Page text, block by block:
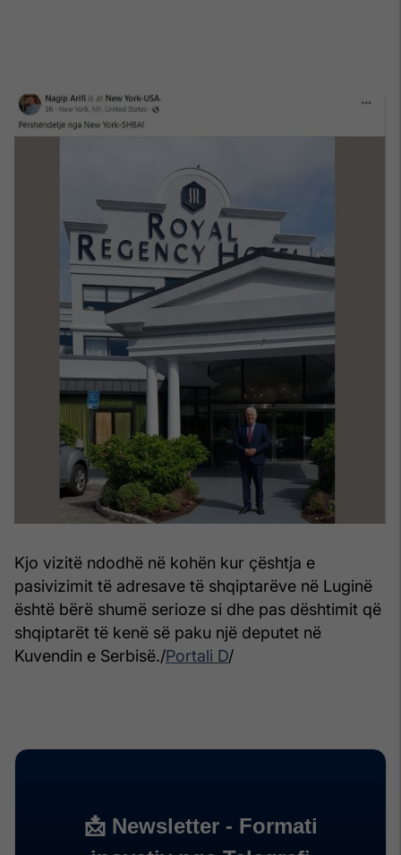
Kjo vizitë ndodhë në kohën kur çështja e
pasivizimit të adresave të shqiptarëve në Luginë
është bërë shumë serioze si dhe pas dështimit që
shqiptarët të kenë së paku një deputet në
Kuvendin e Serbisë./Portali D/